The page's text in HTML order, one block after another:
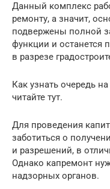
Данный комплекс
ремонту, а значит,
подвержены полной
функции и останется
в разрезе
Как узнать очередь
читайте тут.
Для проведения
заботиться о
и разрешений, в
Однако капремонт
надзорных органов.